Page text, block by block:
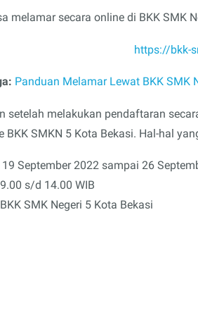
melamar secara online di BKK SMK
https://bkk-
Panduan Melamar Lewat BKK SMK
setelah melakukan pendaftaran
BKK SMKN 5 Kota Bekasi. Hal-hal
19 September 2022 sampai 26
s/d 14.00 WIB
BKK SMK Negeri 5 Kota Bekasi